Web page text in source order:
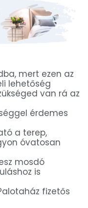
mert ezen az
lehetőség
van rá az
érdemes
a terep,
óvatosan
mosdó
is
fizetős